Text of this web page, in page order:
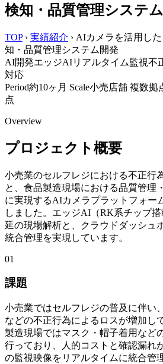
検知・品質管理システ
TOP › 実績紹介 › AIカメラを活用し
知・品質管理システム開発
AI開発エッジAIリアルタイム監視不
対応
Period約10ヶ月 Scale小売店舗 複数拠
点
Overview
プロジェクト概要
小売業のセルフレジにおける不正行
と、食品製造現場における品質管理
に実現するAIカメラプラットフォー
しました。エッジAI（RK系チップ
延の現場解析と、クラウドダッシュ
統合管理を実現しています。
01
課題
小売業ではセルフレジの普及に伴い
などの不正行為によるロスが増加し
製造現場ではマスク・帽子着用など
行っており、人的コストと確認漏れ
の監視映像をリアルタイムに統合管